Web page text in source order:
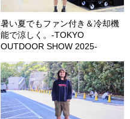
暑い夏でもファン付き＆冷却機
能で涼しく。-TOKYO
OUTDOOR SHOW 2025-